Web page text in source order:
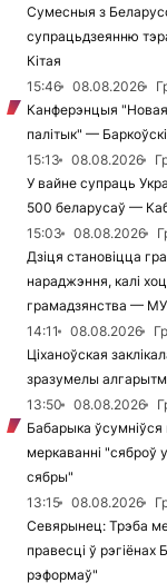
Сумесныя з
супрацьдзеянню
Кітая
15:46
08.08.2026
Канферэнцыя
палітык" — Баркоўскі
15:13
08.08.2026
У вайне супраць
500 беларусаў —
15:03
08.08.2026
Дзіця становіцца
нараджэння, калі
грамадзянства —
14:11
08.08.2026
Ціханоўская
зразумелы алгарытм
13:50
08.08.2026
Бабарыка
меркаванні "сяброў
сябры"
13:15
08.08.2026
Севярынец: Трэба
правесці ў
рэформаў"